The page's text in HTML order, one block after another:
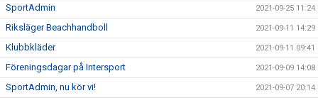
SportAdmin 2021-09-25 11:24
Riksläger Beachhandboll 2021-09-11 14:29
Klubbkläder 2021-09-11 09:41
Föreningsdagar på Intersport 2021-09-09 14:08
SportAdmin, nu kör vi! 2021-09-07 20:14